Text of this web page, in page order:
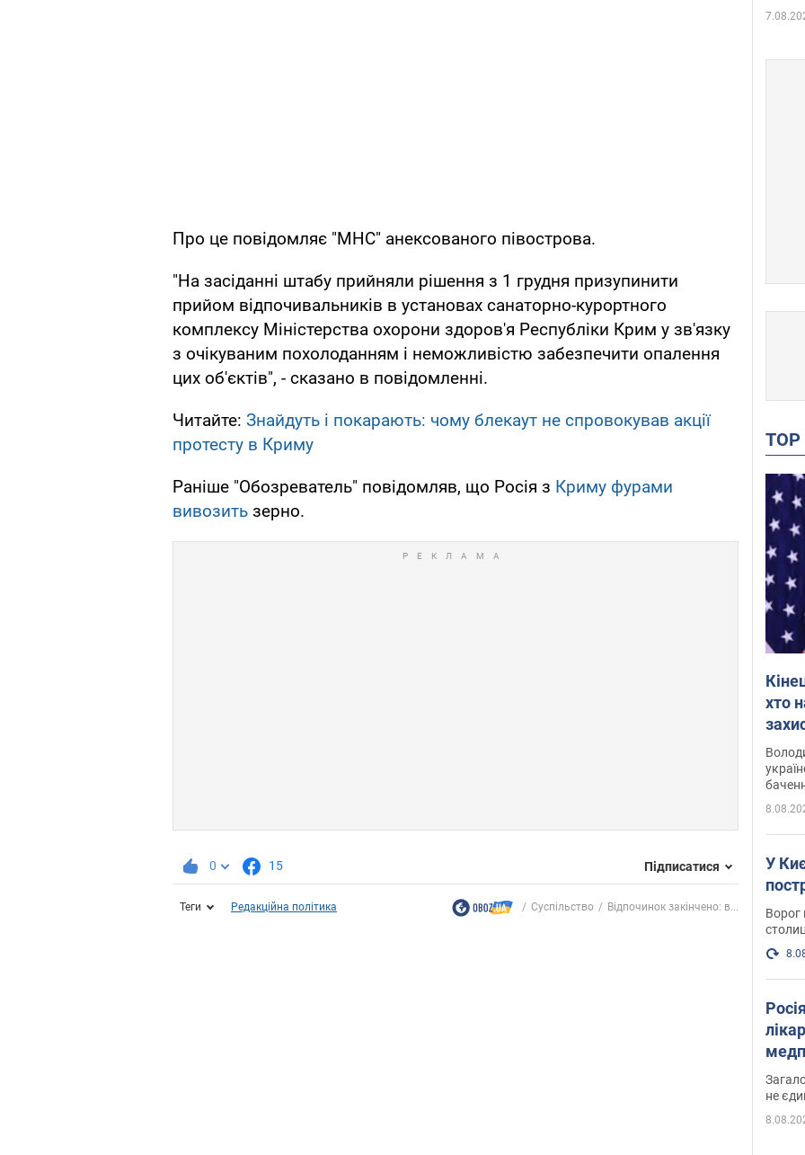
Про це повідомляє "МНС" анексованого півострова.
"На засіданні штабу прийняли рішення з 1 грудня призупинити
прийом відпочивальників в установах санаторно-курортного
комплексу Міністерства охорони здоров'я Республіки Крим у зв'язку
з очікуваним похолоданням і неможливістю забезпечити опалення
цих об'єктів", - сказано в повідомленні.
Читайте: Знайдуть і покарають: чому блекаут не спровокував акції
протесту в Криму
Раніше "Обозреватель" повідомляв, що Росія з Криму фурами
вивозить зерно.
0 15 Підписатися
Теги Редакційна політика Суспільство Відпочинок закінчено: в...
хто
у
У
Ворог
не